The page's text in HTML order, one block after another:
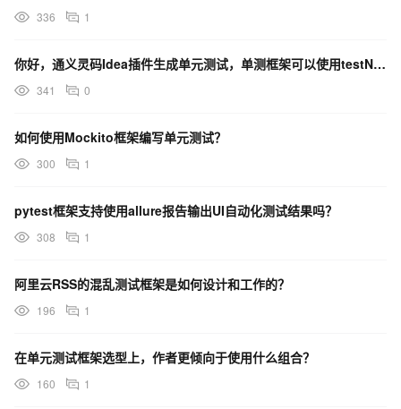
336 1
你好，通义灵码Idea插件生成单元测试，单测框架可以使用testNg吗 ？
341 0
如何使用Mockito框架编写单元测试？
300 1
pytest框架支持使用allure报告输出UI自动化测试结果吗？
308 1
阿里云RSS的混乱测试框架是如何设计和工作的？
196 1
在单元测试框架选型上，作者更倾向于使用什么组合？
160 1